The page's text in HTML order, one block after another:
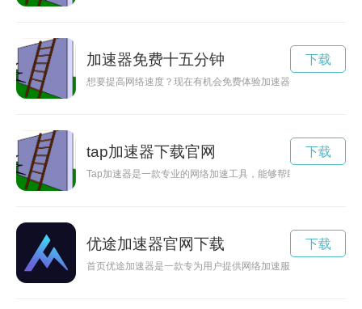
加速器免费十五分钟
想要提高网络速度？现在有机会免费体验加速器十五分钟，让你
下载
tap加速器下载官网
Tap加速器是一款专业的网络加速工具，能够帮助用户解决网
下载
优途加速器官网下载
首页优途加速器是一款专为用户提供网络加速服务的工具，能
下载